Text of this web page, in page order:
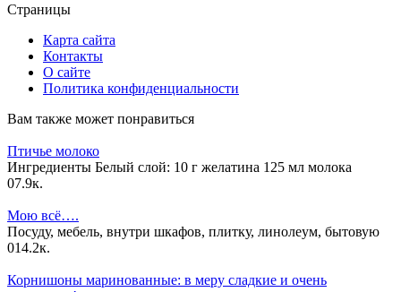
Страницы
Карта сайта
Контакты
О сайте
Политика конфиденциальности
Вам также может понравиться
Птичье молоко
Ингредиенты Белый слой: 10 г желатина 125 мл молока
07.9к.
Мою всё….
Посуду, мебель, внутри шкафов, плитку, линолеум, бытовую
014.2к.
Корнишоны маринованные: в меру сладкие и очень